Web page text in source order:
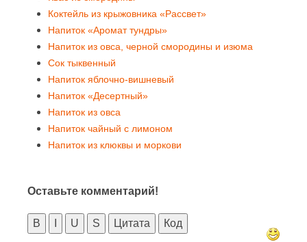
Коктейль из крыжовника «Рассвет»
Напиток «Аромат тундры»
Напиток из овса, черной смородины и изюма
Сок тыквенный
Напиток яблочно-вишневый
Напиток «Десертный»
Напиток из овса
Напиток чайный с лимоном
Напиток из клюквы и моркови
Оставьте комментарий!
B U S Цитата Код